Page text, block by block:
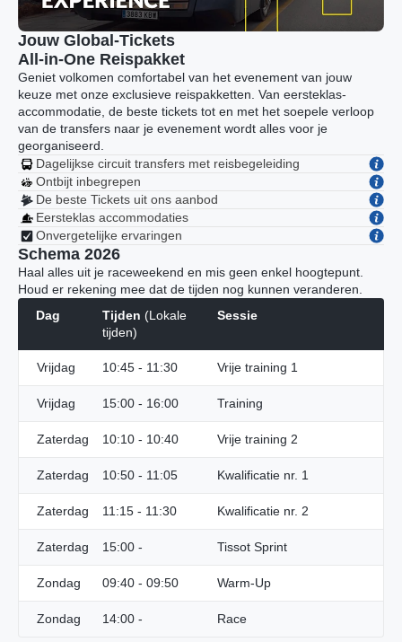
Jouw Global-Tickets
All-in-One Reispakket
Geniet volkomen comfortabel van het evenement van jouw
keuze met onze exclusieve reispakketten. Van eersteklas-
accommodatie, de beste tickets tot en met het soepele verloop
van de transfers naar je evenement wordt alles voor je
georganiseerd.
Dagelijkse circuit transfers met reisbegeleiding
Ontbijt inbegrepen
De beste Tickets uit ons aanbod
Eersteklas accommodaties
Onvergetelijke ervaringen
Schema 2026
Haal alles uit je raceweekend en mis geen enkel hoogtepunt.
Houd er rekening mee dat de tijden nog kunnen veranderen.
Dag
Tijden (Lokale
tijden)
Sessie
Vrijdag 10:45 - 11:30 Vrije training 1
Vrijdag 15:00 - 16:00 Training
Zaterdag 10:10 - 10:40 Vrije training 2
Zaterdag 10:50 - 11:05 Kwalificatie nr. 1
Zaterdag 11:15 - 11:30 Kwalificatie nr. 2
Zaterdag 15:00 - Tissot Sprint
Zondag 09:40 - 09:50 Warm-Up
Zondag 14:00 - Race